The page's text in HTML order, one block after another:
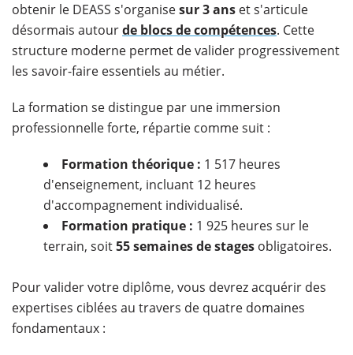
obtenir le DEASS s'organisesur 3 ans et s'articule
désormais autourde blocs de compétences. Cette
structure moderne permet de valider progressivement
les savoir-faire essentiels au métier.
La formation se distingue par une immersion
professionnelle forte, répartie comme suit :
Formation théorique : 1 517 heures
d'enseignement, incluant 12 heures
d'accompagnement individualisé.
Formation pratique : 1 925 heures sur le
terrain, soit55 semaines de stages obligatoires.
Pour valider votre diplôme, vous devrez acquérir des
expertises ciblées au travers de quatre domaines
fondamentaux :